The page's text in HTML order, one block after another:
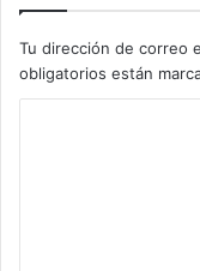
Tu dirección de correo
obligatorios están